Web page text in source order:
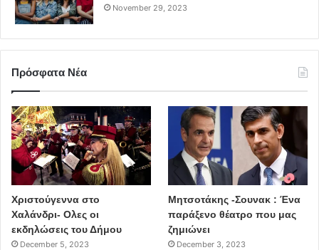
November 29, 2023
Πρόσφατα Νέα
Χριστούγεννα στο
Χαλάνδρι- Ολες οι
εκδηλώσεις του Δήμου
December 5, 2023
Μητσοτάκης -Σουνακ : Ένα
παράξενο θέατρο που μας
ζημιώνει
December 3, 2023